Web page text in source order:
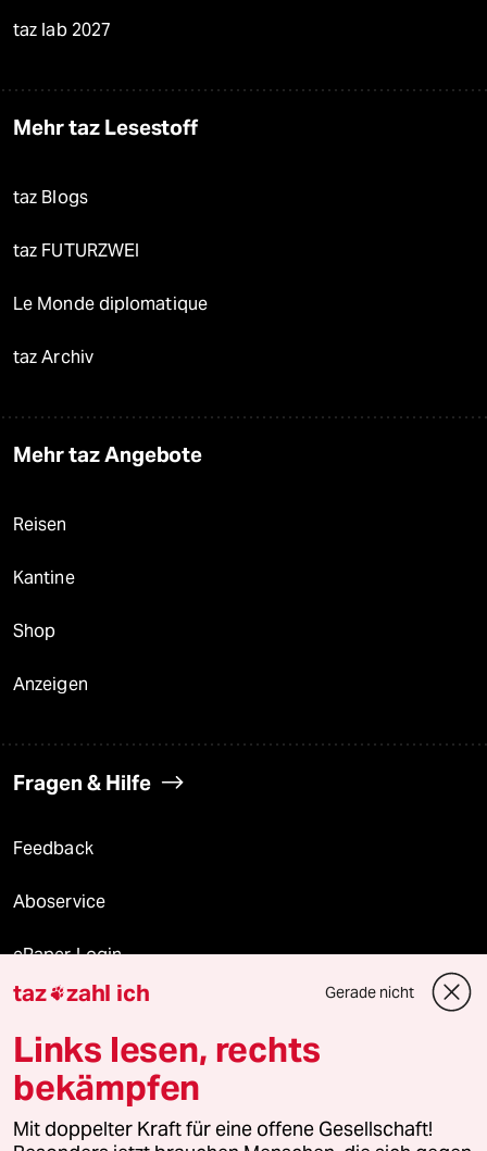
taz lab 2027
Mehr taz Lesestoff
taz Blogs
taz FUTURZWEI
Le Monde diplomatique
taz Archiv
Mehr taz Angebote
Reisen
Kantine
Shop
Anzeigen
Fragen & Hilfe
Feedback
Aboservice
ePaper Login
Downloads für Abonnierende
© 2026 taz Verlags und Vertriebs GmbH
Alle Rechte vorbehalten. Bei rechtlichen Fragen oder für Genehmigungen
wenden Sie sich bitte an lizenzen@taz.de
taz zahl ich Gerade nicht
Links lesen, rechts
bekämpfen
Mit doppelter Kraft für eine offene Gesellschaft!